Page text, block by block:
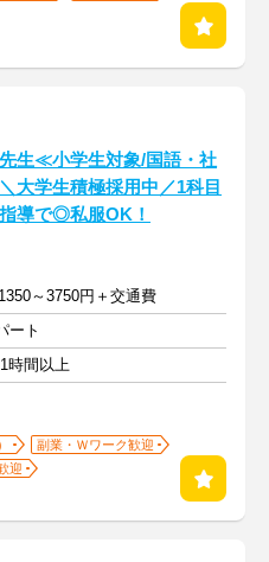
先生≪小学生対象/国語・社
大学生積極採用中／1科目
導で◎私服OK！
～3750円＋交通費
ート
時間以上
副業・Ｗワーク歓迎
迎